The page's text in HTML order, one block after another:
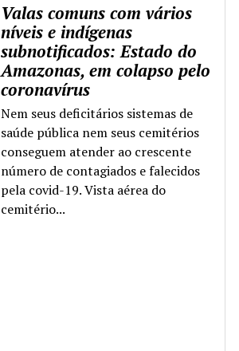
Valas comuns com vários
níveis e indígenas
subnotificados: Estado do
Amazonas, em colapso pelo
coronavírus
Nem seus deficitários sistemas de
saúde pública nem seus cemitérios
conseguem atender ao crescente
número de contagiados e falecidos
pela covid-19. Vista aérea do
cemitério...